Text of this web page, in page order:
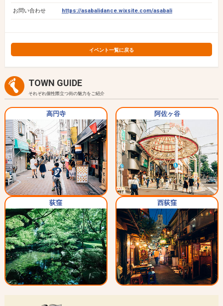
お問い合わせ https://asabalidance.wixsite.com/asabali
イベント一覧に戻る
TOWN GUIDE
それぞれ個性際立つ街の魅力をご紹介
高円寺 阿佐ヶ谷
荻窪 西荻窪